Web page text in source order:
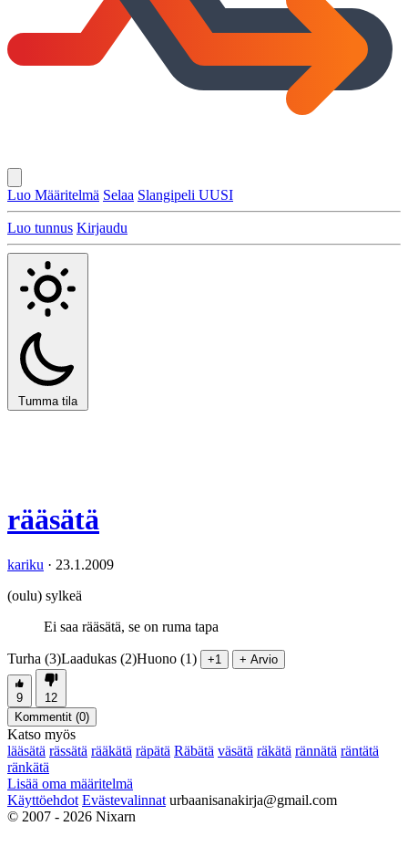
Luo Määritelmä Selaa Slangipeli UUSI
Luo tunnus Kirjaudu
Tumma tila
rääsätä
kariku · 23.1.2009
(oulu) sylkeä
Ei saa rääsätä, se on ruma tapa
Turha (3)Laadukas (2)Huono (1) +1 + Arvio
9
12
Kommentit (0)
Katso myös
lääsätä rässätä rääkätä räpätä Räbätä väsätä räkätä rännätä räntätä
ränkätä
Lisää oma määritelmä
Käyttöehdot Evästevalinnat urbaanisanakirja@gmail.com
© 2007 - 2026 Nixarn